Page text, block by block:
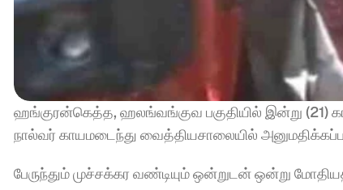
ஹங்குரன்கெத்த, ஹலங்வங்குவ பகுதியில் இன்று (21)
நால்வர் காயமடைந்து வைத்தியசாலையில்
பேருந்தும் முச்சக்கர வண்டியும் ஒன்றுடன் ஒன்று